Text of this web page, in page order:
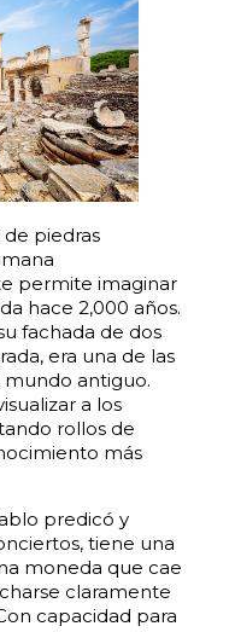
piedras
permite imaginar
hace 2,000 años.
fachada de dos
era una de las
mundo antiguo.
a los
rollos de
más
predicó y
tiene una
moneda que cae
claramente
capacidad para